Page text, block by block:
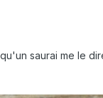
saurai me le